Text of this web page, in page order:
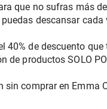
que no sufras más
descansar cada
40% de descuento que
de productos SOLO
sin comprar en Emma